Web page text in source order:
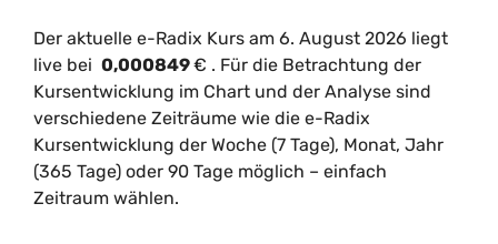
Der aktuelle e-Radix Kurs am 6. August 2026 liegt
live bei 0,000849€ . Für die Betrachtung der
Kursentwicklung im Chart und der Analyse sind
verschiedene Zeiträume wie die e-Radix
Kursentwicklung der Woche (7 Tage), Monat, Jahr
(365 Tage) oder 90 Tage möglich – einfach
Zeitraum wählen.